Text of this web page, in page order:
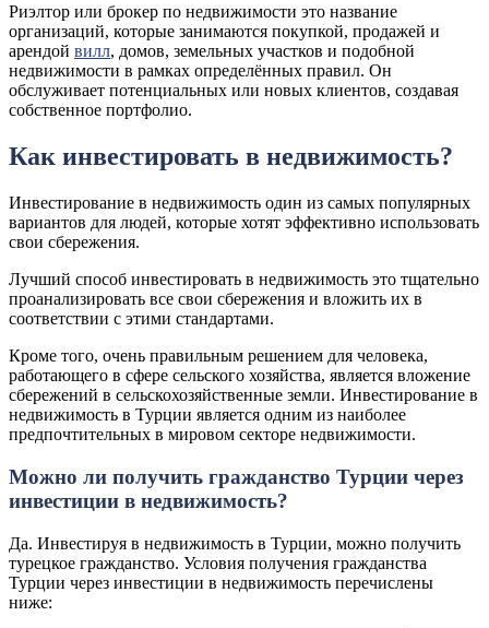
Риэлтор или брокер по недвижимости это название
организаций, которые занимаются покупкой, продажей и
арендой вилл, домов, земельных участков и подобной
недвижимости в рамках определённых правил. Он
обслуживает потенциальных или новых клиентов, создавая
собственное портфолио.
Как инвестировать в недвижимость?
Инвестирование в недвижимость один из самых популярных
вариантов для людей, которые хотят эффективно использовать
свои сбережения.
Лучший способ инвестировать в недвижимость это тщательно
проанализировать все свои сбережения и вложить их в
соответствии с этими стандартами.
Кроме того, очень правильным решением для человека,
работающего в сфере сельского хозяйства, является вложение
сбережений в сельскохозяйственные земли. Инвестирование в
недвижимость в Турции является одним из наиболее
предпочтительных в мировом секторе недвижимости.
Можно ли получить гражданство Турции через
инвестиции в недвижимость?
Да. Инвестируя в недвижимость в Турции, можно получить
турецкое гражданство. Условия получения гражданства
Турции через инвестиции в недвижимость перечислены
ниже: